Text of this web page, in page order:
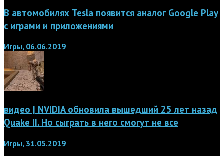
В автомобилях Tesla появится аналог Google Play
с играми и приложениями
Игры, 06.06.2019
видео | NVIDIA обновила вышедший 25 лет назад
Quake II. Но сыграть в него смогут не все
Игры, 31.05.2019